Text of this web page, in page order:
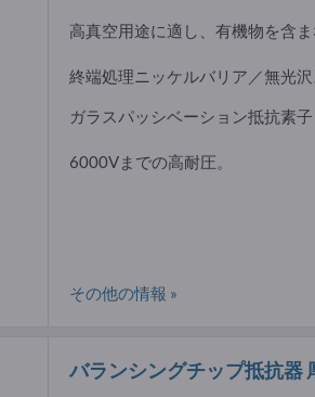
高真空用途に適し、有機物を含ま
終端処理ニッケルバリア／無光
ガラスパッシベーション抵抗素子
6000Vまでの高耐圧。
その他の情報 »
バランシングチップ抵抗器